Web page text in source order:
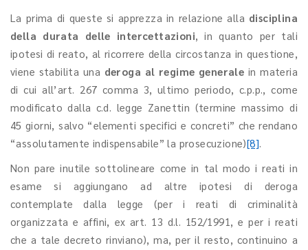
La prima di queste si apprezza in relazione alla disciplina
della durata delle intercettazioni, in quanto per tali
ipotesi di reato, al ricorrere della circostanza in questione,
viene stabilita una deroga al regime generale in materia
di cui all’art. 267 comma 3, ultimo periodo, c.p.p., come
modificato dalla c.d. legge Zanettin (termine massimo di
45 giorni, salvo “elementi specifici e concreti” che rendano
“assolutamente indispensabile” la prosecuzione)[8].
Non pare inutile sottolineare come in tal modo i reati in
esame si aggiungano ad altre ipotesi di deroga
contemplate dalla legge (per i reati di criminalità
organizzata e affini, ex art. 13 d.l. 152/1991, e per i reati
che a tale decreto rinviano), ma, per il resto, continuino a